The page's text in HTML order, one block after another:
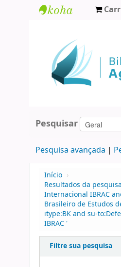
Agamenon
Magalhães
Pesquisar
Pesquisa avançada
Início ›
Resultados da
Internacional IBRAC
Brasileiro de Estudos
itype:BK and su-
IBRAC '
Filtre sua pesquisa